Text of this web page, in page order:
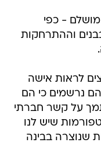
מושלם - כפי
וההתרחקות
לראות אישה
נרשמים כי הם
על קשר חברתי
שיש לנו
שנוצרה בבינה